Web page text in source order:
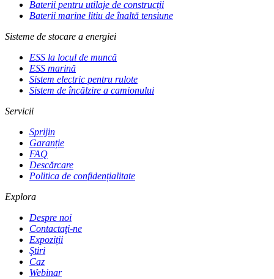
Baterii pentru utilaje de construcții
Baterii marine litiu de înaltă tensiune
Sisteme de stocare a energiei
ESS la locul de muncă
ESS marină
Sistem electric pentru rulote
Sistem de încălzire a camionului
Servicii
Sprijin
Garanție
FAQ
Descărcare
Politica de confidențialitate
Explora
Despre noi
Contactaţi-ne
Expoziții
Ştiri
Caz
Webinar